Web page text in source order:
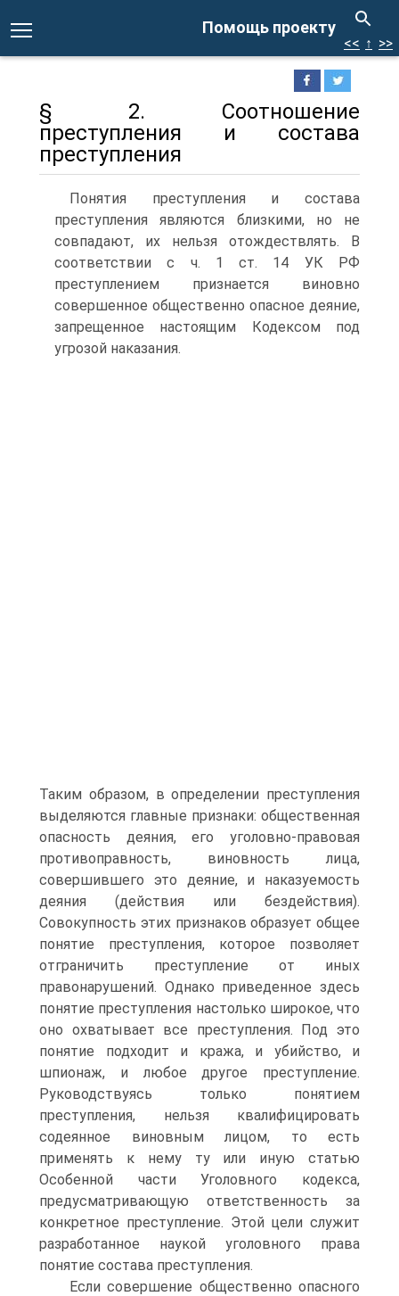
Помощь проекту
<< ↑ >>
§ 2. Соотношение
преступления и состава
преступления
Понятия преступления и состава
преступления являются близкими, но не
совпадают, их нельзя отождествлять. В
соответствии с ч. 1 ст. 14 УК РФ
преступлением признается виновно
совершенное общественно опасное деяние,
запрещенное настоящим Кодексом под
угрозой наказания.
Таким образом, в определении преступления
выделяются главные признаки: общественная
опасность деяния, его уголовно-правовая
противоправность, виновность лица,
совершившего это деяние, и наказуемость
деяния (действия или бездействия).
Совокупность этих признаков образует общее
понятие преступления, которое позволяет
отграничить преступление от иных
правонарушений. Однако приведенное здесь
понятие преступления настолько широкое, что
оно охватывает все преступления. Под это
понятие подходит и кража, и убийство, и
шпионаж, и любое другое преступление.
Руководствуясь только понятием
преступления, нельзя квалифицировать
содеянное виновным лицом, то есть
применять к нему ту или иную статью
Особенной части Уголовного кодекса,
предусматривающую ответственность за
конкретное преступление. Этой цели служит
разработанное наукой уголовного права
понятие состава преступления.
Если совершение общественно опасного